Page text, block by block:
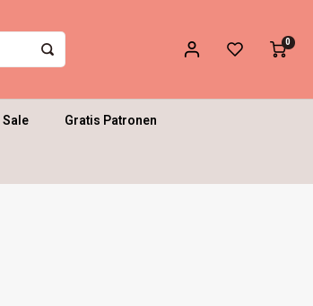
0
Sale Gratis Patronen